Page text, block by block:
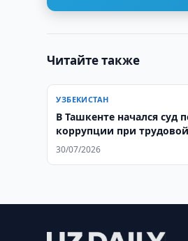
Читайте также
УЗБЕКИСТАН
В Ташкенте начался суд
коррупции при
миграции
30/07/2026